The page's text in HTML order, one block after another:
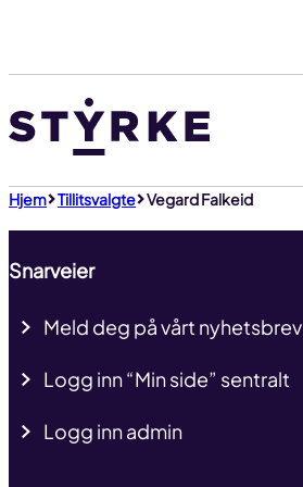
innhold
Hjem Tillitsvalgte Vegard Falkeid
Snarveier
Meld deg på vårt nyhetsbrev
Logg inn “Min side” sentralt
Logg inn admin